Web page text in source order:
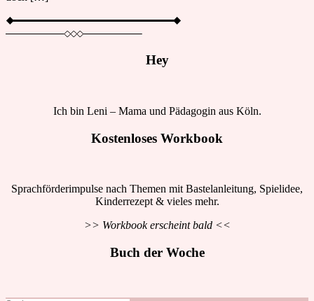
Hey
Ich bin Leni – Mama und Pädagogin aus Köln.
Kostenloses Workbook
Sprachförderimpulse nach Themen mit Bastelanleitung, Spielidee,
Kinderrezept & vieles mehr.
>> Workbook erscheint bald <<
Buch der Woche